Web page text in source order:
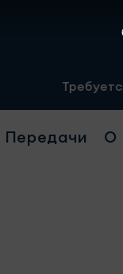
Требуется
Передачи О